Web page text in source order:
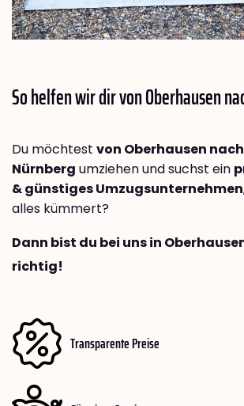
So helfen wir dir von Oberhausen
Du möchtest von Oberhausen nach
Nürnberg umziehen und suchst ein
& günstiges Umzugsunternehmen
alles kümmert?
Dann bist du bei uns in
richtig!
Transparente Preise